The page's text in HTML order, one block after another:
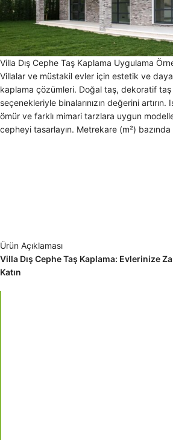
Villa Dış Cephe Taş Kaplama Uygulama
Villalar ve müstakil evler için estetik ve
kaplama çözümleri. Doğal taş, dekoratif
seçenekleriyle binalarınızın değerini artırın.
ömür ve farklı mimari tarzlara uygun
cepheyi tasarlayın. Metrekare (m²) bazında
Ürün Açıklaması
Villa Dış Cephe Taş Kaplama: Evlerinize
Katın